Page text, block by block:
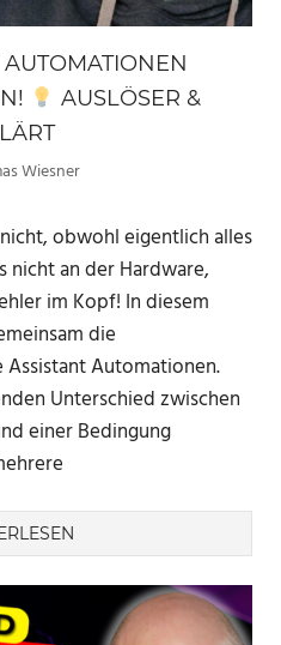
AUSLÖSER &
Wiesner
obwohl eigentlich alles
nicht an der Hardware,
im Kopf! In diesem
die
Automationen.
Unterschied zwischen
einer Bedingung